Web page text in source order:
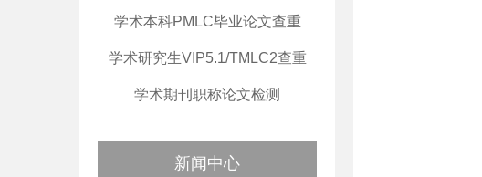
学术本科PMLC毕业论文查重
学术研究生VIP5.1/TMLC2查重
学术期刊职称论文检测
新闻中心